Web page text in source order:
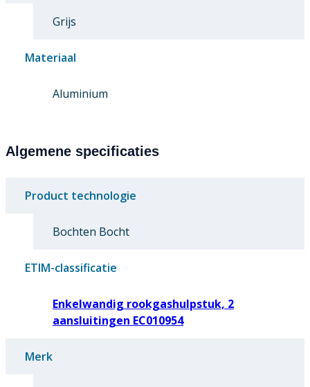
Grijs
Materiaal
Aluminium
Algemene specificaties
Product technologie
Bochten Bocht
ETIM-classificatie
Enkelwandig rookgashulpstuk, 2
aansluitingen EC010954
Merk